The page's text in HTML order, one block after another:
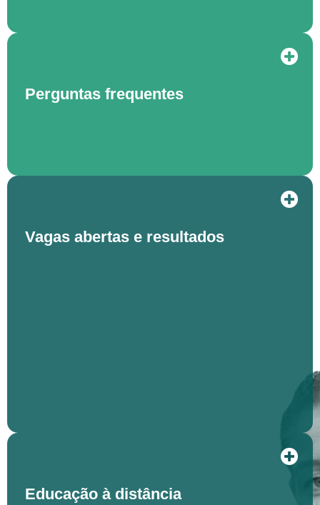
Perguntas frequentes
Vagas abertas e resultados
Educação à distância